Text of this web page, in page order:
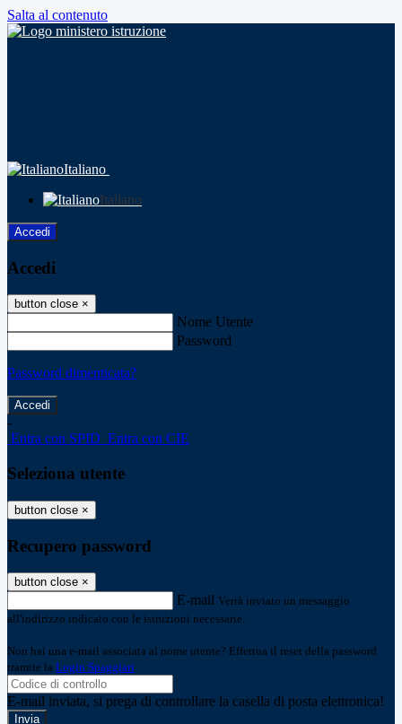
Salta al contenuto
Italiano
Italiano
Accedi
Accedi
button close ×
Nome Utente
Password
Password dimenticata?
-
Entra con SPID Entra con CIE
Seleziona utente
button close ×
Recupero password
button close ×
E-mail Verrà inviato un messaggio
all'indirizzo indicato con le istruzioni necessarie.
Non hai una e-mail associata al nome utente? Effettua il reset della password
tramite la Login Spaggiari
E-mail inviata, si prega di controllare la casella di posta elettronica!